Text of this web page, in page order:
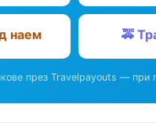
наем 🚕
през Travelpayouts — при